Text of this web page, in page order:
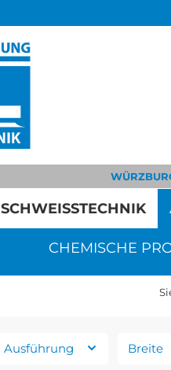
SCHWEISSTECHNIK
CHEMISCHE
Ausführung Breite